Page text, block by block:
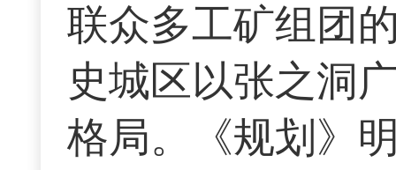
联众多工矿组团
史城区以张之洞
格局。《规划》